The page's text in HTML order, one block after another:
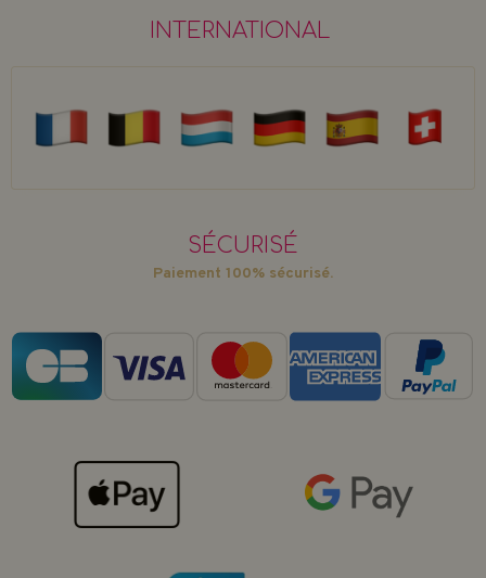
INTERNATIONAL
SÉCURISÉ
Paiement 100% sécurisé.